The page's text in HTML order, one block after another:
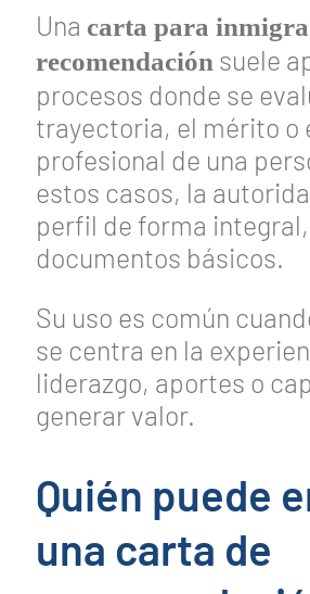
Una carta para
recomendación suele
procesos donde se
trayectoria, el mérito o
profesional de una
estos casos, la
perfil de forma
documentos básicos.
Su uso es común
se centra en la
liderazgo, aportes o
generar valor.
Quién puede
una carta de